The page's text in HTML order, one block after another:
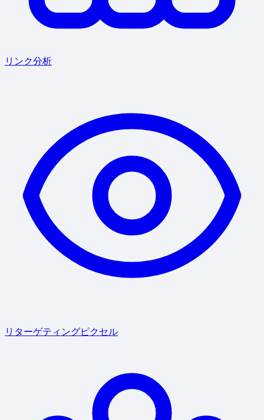
リンク分析
リターゲティングピクセル